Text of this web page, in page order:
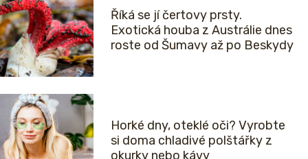
Říká se jí čertovy prsty.
Exotická houba z Austrálie dnes
roste od Šumavy až po Beskydy
Horké dny, oteklé oči? Vyrobte
si doma chladivé polštářky z
okurky nebo kávy